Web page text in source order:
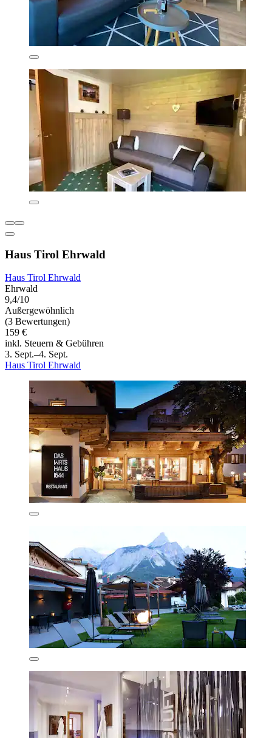
Haus Tirol Ehrwald
Haus Tirol Ehrwald
Ehrwald
9,4/10
Außergewöhnlich
(3 Bewertungen)
159 €
inkl. Steuern & Gebühren
3. Sept.–4. Sept.
Haus Tirol Ehrwald